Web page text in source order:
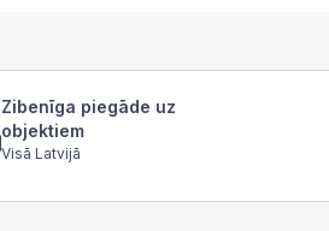
Zibenīga piegāde uz
objektiem
Visā Latvijā